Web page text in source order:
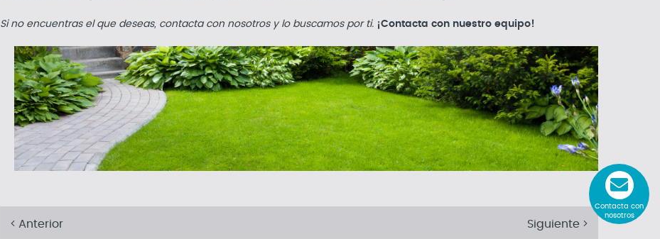
Si no encuentras el que deseas, contacta con nosotros y lo buscamos por ti. ¡Contacta con nuestro equipo!
Anterior Siguiente
Contacta con
nosotros